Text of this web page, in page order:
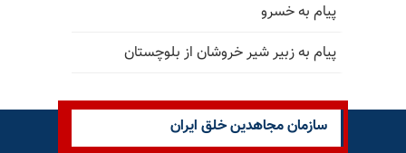
پیام به خسرو
پیام به زبیر شیر خروشان از بلوچستان
سازمان مجاهدین خلق ایران